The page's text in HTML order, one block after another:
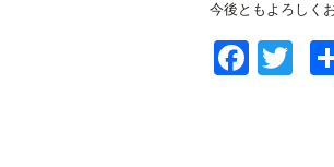
今後ともよろしく